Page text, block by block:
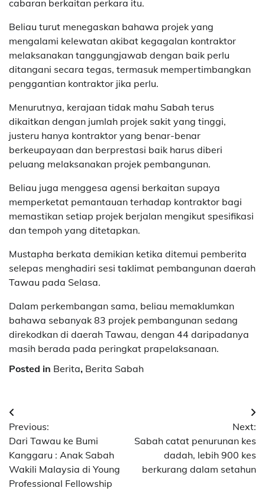
cabaran berkaitan perkara itu.
Beliau turut menegaskan bahawa projek yang
mengalami kelewatan akibat kegagalan kontraktor
melaksanakan tanggungjawab dengan baik perlu
ditangani secara tegas, termasuk mempertimbangkan
penggantian kontraktor jika perlu.
Menurutnya, kerajaan tidak mahu Sabah terus
dikaitkan dengan jumlah projek sakit yang tinggi,
justeru hanya kontraktor yang benar-benar
berkeupayaan dan berprestasi baik harus diberi
peluang melaksanakan projek pembangunan.
Beliau juga menggesa agensi berkaitan supaya
memperketat pemantauan terhadap kontraktor bagi
memastikan setiap projek berjalan mengikut spesifikasi
dan tempoh yang ditetapkan.
Mustapha berkata demikian ketika ditemui pemberita
selepas menghadiri sesi taklimat pembangunan daerah
Tawau pada Selasa.
Dalam perkembangan sama, beliau memaklumkan
bahawa sebanyak 83 projek pembangunan sedang
direkodkan di daerah Tawau, dengan 44 daripadanya
masih berada pada peringkat prapelaksanaan.
Posted in Berita, Berita Sabah
Post
navigation
Previous:
Dari Tawau ke Bumi
Kanggaru : Anak Sabah
Wakili Malaysia di Young
Professional Fellowship
Next:
Sabah catat penurunan kes
dadah, lebih 900 kes
berkurang dalam setahun